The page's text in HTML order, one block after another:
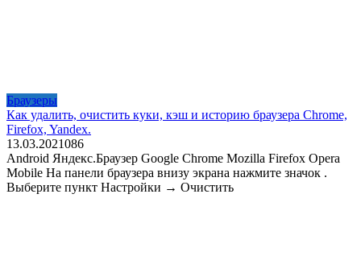
Браузеры
Как удалить, очистить куки, кэш и историю браузера Chrome,
Firefox, Yandex.
13.03.2021086
Android Яндекс.Браузер Google Chrome Mozilla Firefox Opera
Mobile На панели браузера внизу экрана нажмите значок .
Выберите пункт Настройки → Очистить